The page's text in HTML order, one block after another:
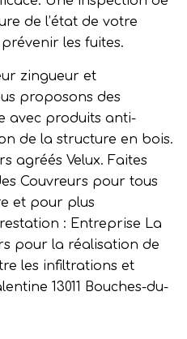
de l’état de votre
les fuites.
zingueur et
proposons des
avec produits anti-
de la structure en bois.
agréés Velux. Faites
Couvreurs pour tous
et pour plus
: Entreprise La
pour la réalisation de
les infiltrations et
13011 Bouches-du-